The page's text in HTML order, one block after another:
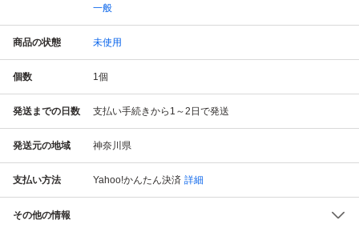
一般
商品の状態 未使用
個数 1個
発送までの日数 支払い手続きから1～2日で発送
発送元の地域 神奈川県
支払い方法 Yahoo!かんたん決済 詳細
その他の情報